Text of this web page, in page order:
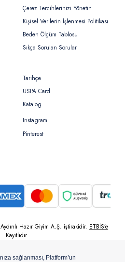
Çerez Tercihlerinizi Yönetin
Kişisel Verilerin İşlenmesi Politikası
Beden Ölçüm Tablosu
Sıkça Sorulan Sorular
Tarihçe
USPA Card
Katalog
Instagram
Pinterest
Aydınlı Hazır Giyim A.Ş. iştirakidir. ETBİS’e
Kayıtlıdır.